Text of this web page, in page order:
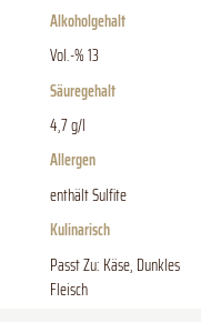
Alkoholgehalt
Vol.-% 13
Säuregehalt
4,7 g/l
Allergen
enthält Sulfite
Kulinarisch
Passt Zu: Käse, Dunkles
Fleisch